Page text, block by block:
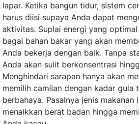
lapar. Ketika bangun tidur, sistem
harus diisi supaya Anda dapat
aktivitas. Suplai energi yang
bagai bahan bakar yang akan
Anda bekerja dengan baik. Tanpa
Anda akan sulit berkonsentrasi
Menghindari sarapan hanya akan
memilih camilan dengan kadar gula
berbahaya. Pasalnya jenis makanan
menaikkan berat badan hingga